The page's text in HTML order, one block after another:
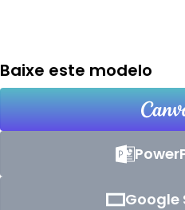
Baixe este modelo
Google